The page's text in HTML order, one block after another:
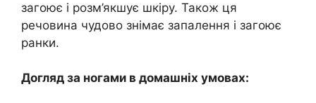
загоює і розм’якшує шкіру. Також ця
речовина чудово знімає запалення і загоює
ранки.
Догляд за ногами в домашніх умовах: